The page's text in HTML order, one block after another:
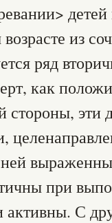
из
ряд
как
стороны, эти
при
активны. С